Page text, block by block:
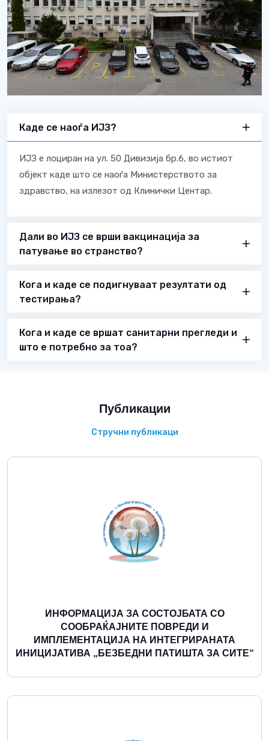
Каде се наоѓа ИЈЗ?
ИЈЗ е лоциран на ул. 50 Дивизија бр.6, во истиот
објект каде што се наоѓа Министерството за
здравство, на излезот од Клинички Центар.
Дали во ИЈЗ се врши вакцинација за
патување во странство?
Кога и каде се подигнуваат резултати од
тестирања?
Кога и каде се вршат санитарни прегледи и
што е потребно за тоа?
Публикации
Стручни публикаци
ИНФОРМАЦИЈА ЗА СОСТОЈБАТА СО
СООБРАЌАЈНИТЕ ПОВРЕДИ И
ИМПЛЕМЕНТАЦИЈА НА ИНТЕГРИРАНАТА
ИНИЦИЈАТИВА „БЕЗБЕДНИ ПАТИШТА ЗА СИТЕ“